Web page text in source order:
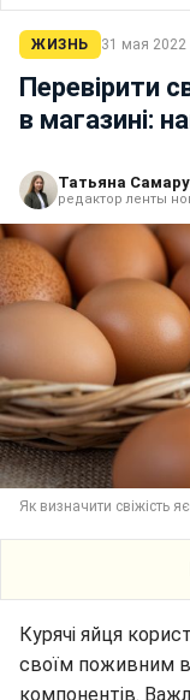
ЖИЗНЬ 31 мая 2022
Перевірити
в магазині:
Татьяна
редактор ленты
Як визначити свіжість
Курячі яйця
своїм поживним
компонентів.